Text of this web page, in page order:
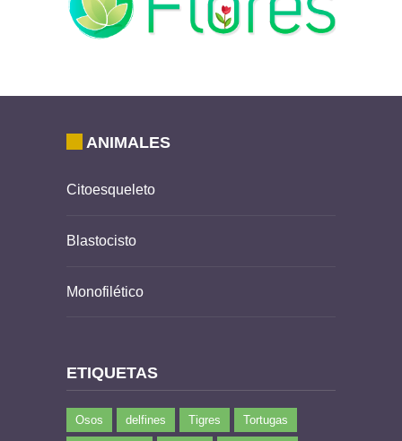
ANIMALES
Citoesqueleto
Blastocisto
Monofilético
ETIQUETAS
Osos delfines Tigres Tortugas